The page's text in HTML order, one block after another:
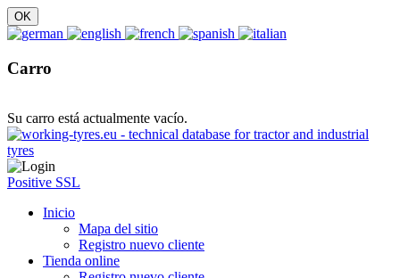
Carro
Su carro está actualmente vacío.
Positive SSL
Inicio
Mapa del sitio
Registro nuevo cliente
Tienda online